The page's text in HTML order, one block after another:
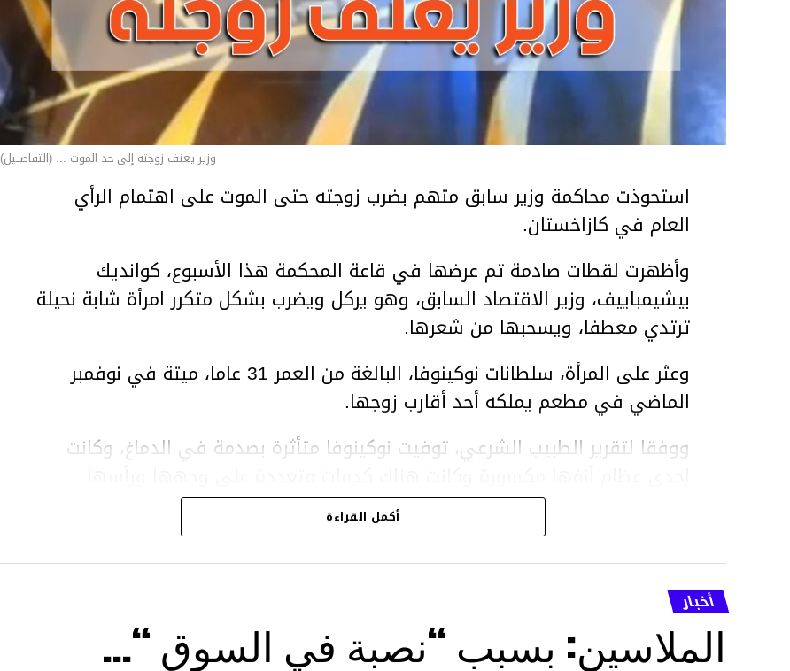
وزير يعنف زوجته إلى حد الموت ... (التفاصــيل)
استحوذت محاكمة وزير سابق متهم بضرب زوجته حتى الموت على اهتمام الرأي
العام في كازاخستان.
وأظهرت لقطات صادمة تم عرضها في قاعة المحكمة هذا الأسبوع، كوانديك
بيشيمباييف، وزير الاقتصاد السابق، وهو يركل ويضرب بشكل متكرر امرأة شابة نحيلة
ترتدي معطفا، ويسحبها من شعرها.
وعثر على المرأة، سلطانات نوكينوفا، البالغة من العمر 31 عاما، ميتة في نوفمبر
الماضي في مطعم يملكه أحد أقارب زوجها.
ووفقا لتقرير الطبيب الشرعي، توفيت نوكينوفا متأثرة بصدمة في الدماغ، وكانت
الأخبار
أكمل القراءة
أخبار
الملاسين: بسبب “نصبة في السوق “…